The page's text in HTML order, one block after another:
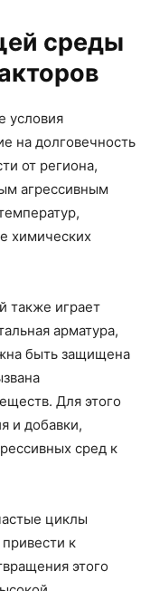
среды
условия
на долговечность
от региона,
агрессивным
химических
также играет
арматура,
быть защищена
Для этого
и добавки,
сред к
циклы
к
этого